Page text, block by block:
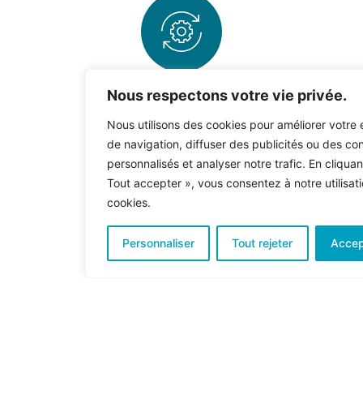
Nous respectons votre vie privée.
Nous utilisons des cookies pour améliorer votre
de navigation, diffuser des publicités ou des
personnalisés et analyser notre trafic. En
Tout accepter », vous consentez à notre
cookies.
Personnaliser Tout rejeter
Troubles de l'adaptation
Gestion des émotions